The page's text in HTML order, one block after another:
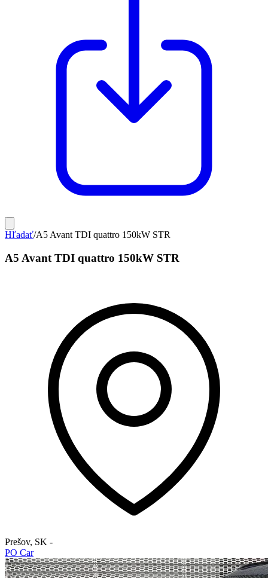
Hľadať/A5 Avant TDI quattro 150kW STR
A5 Avant TDI quattro 150kW STR
Prešov, SK -
PO Car